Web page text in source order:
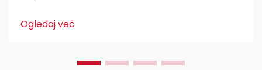
gradbeništvu. Inženirji civilne zaščite jih imajo radi,
ker...
Ogledaj več